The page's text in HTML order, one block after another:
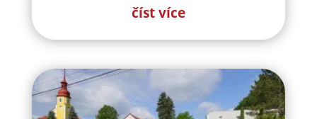
číst více